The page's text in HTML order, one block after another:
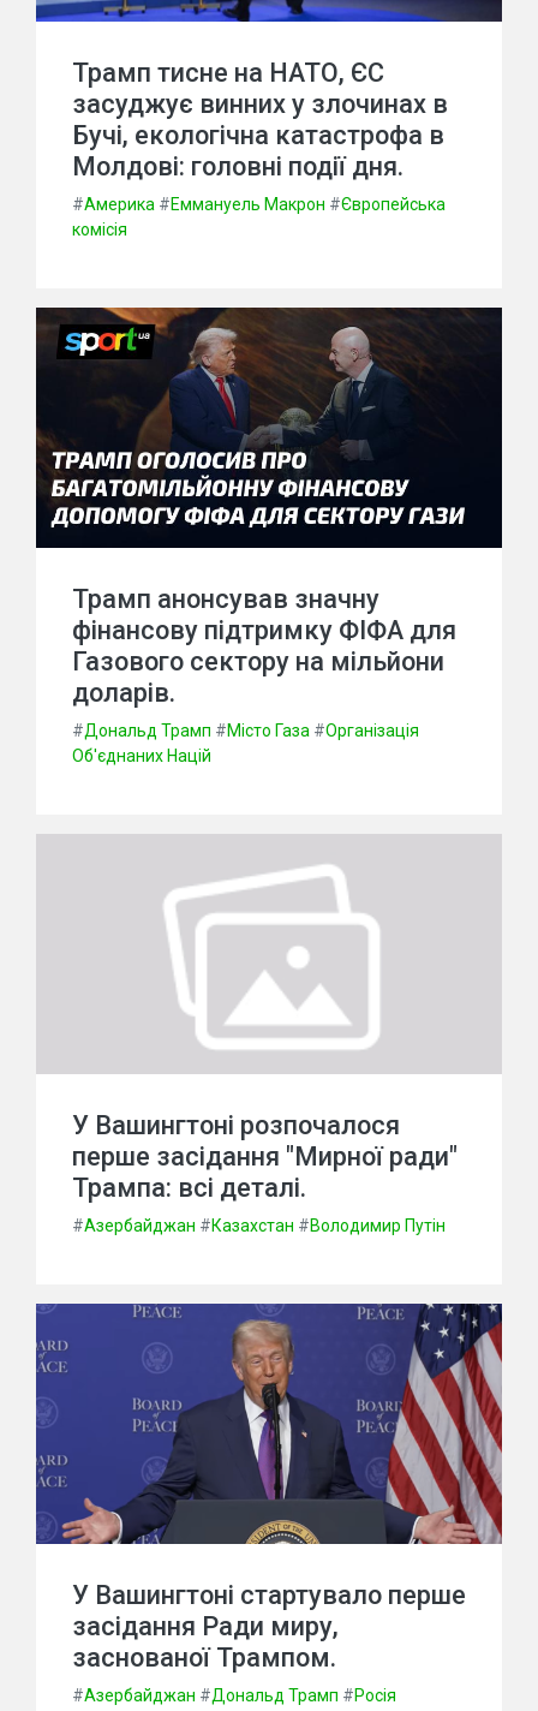
Трамп тисне на НАТО, ЄС
засуджує винних у злочинах в
Бучі, екологічна катастрофа в
Молдові: головні події дня.
#Америка #Еммануель Макрон #Європейська
комісія
Трамп анонсував значну
фінансову підтримку ФІФА для
Газового сектору на мільйони
доларів.
#Дональд Трамп #Місто Газа #Організація
Об'єднаних Націй
У Вашингтоні розпочалося
перше засідання "Мирної ради"
Трампа: всі деталі.
#Азербайджан #Казахстан #Володимир Путін
У Вашингтоні стартувало перше
засідання Ради миру,
заснованої Трампом.
#Азербайджан #Дональд Трамп #Росія